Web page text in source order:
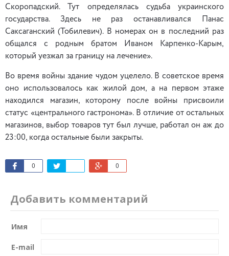
Скоропадский. Тут определялась судьба украинского
государства. Здесь не раз останавливался Панас
Саксаганский (Тобилевич). В номерах он в последний раз
общался с родным братом Иваном Карпенко-Карым,
который уезжал за границу на лечение».
Во время войны здание чудом уцелело. В советское время
оно использовалось как жилой дом, а на первом этаже
находился магазин, которому после войны присвоили
статус «центрального гастронома». В отличие от остальных
магазинов, выбор товаров тут был лучше, работал он аж до
23:00, когда остальные были закрыты.
0 0
Добавить комментарий
Имя
E-mail